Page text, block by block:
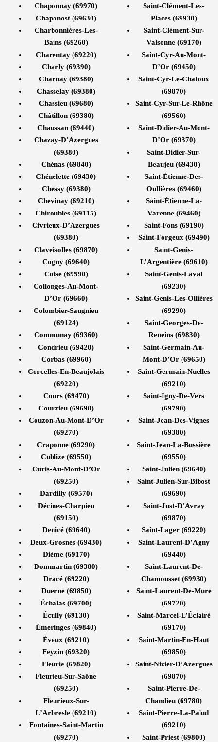
Chaponnay (69970)
Chaponost (69630)
Charbonnières-Les-
Bains (69260)
Charentay (69220)
Charly (69390)
Charnay (69380)
Chasselay (69380)
Chassieu (69680)
Châtillon (69380)
Chaussan (69440)
Chazay-D’Azergues
(69380)
Chénas (69840)
Chénelette (69430)
Chessy (69380)
Chevinay (69210)
Chiroubles (69115)
Civrieux-D’Azergues
(69380)
Claveisolles (69870)
Cogny (69640)
Coise (69590)
Collonges-Au-Mont-
D’Or (69660)
Colombier-Saugnieu
(69124)
Communay (69360)
Condrieu (69420)
Corbas (69960)
Corcelles-En-Beaujolais
(69220)
Cours (69470)
Courzieu (69690)
Couzon-Au-Mont-D’Or
(69270)
Craponne (69290)
Cublize (69550)
Curis-Au-Mont-D’Or
(69250)
Dardilly (69570)
Décines-Charpieu
(69150)
Denicé (69640)
Deux-Grosnes (69430)
Dième (69170)
Dommartin (69380)
Dracé (69220)
Duerne (69850)
Échalas (69700)
Écully (69130)
Émeringes (69840)
Éveux (69210)
Feyzin (69320)
Fleurie (69820)
Fleurieu-Sur-Saône
(69250)
Fleurieux-Sur-
L’Arbresle (69210)
Fontaines-Saint-Martin
(69270)
Saint-Clément-Les-
Places (69930)
Saint-Clément-Sur-
Valsonne (69170)
Saint-Cyr-Au-Mont-
D’Or (69450)
Saint-Cyr-Le-Chatoux
(69870)
Saint-Cyr-Sur-Le-Rhône
(69560)
Saint-Didier-Au-Mont-
D’Or (69370)
Saint-Didier-Sur-
Beaujeu (69430)
Saint-Étienne-Des-
Oullières (69460)
Saint-Étienne-La-
Varenne (69460)
Saint-Fons (69190)
Saint-Forgeux (69490)
Saint-Genis-
L’Argentière (69610)
Saint-Genis-Laval
(69230)
Saint-Genis-Les-Ollières
(69290)
Saint-Georges-De-
Reneins (69830)
Saint-Germain-Au-
Mont-D’Or (69650)
Saint-Germain-Nuelles
(69210)
Saint-Igny-De-Vers
(69790)
Saint-Jean-Des-Vignes
(69380)
Saint-Jean-La-Bussière
(69550)
Saint-Julien (69640)
Saint-Julien-Sur-Bibost
(69690)
Saint-Just-D’Avray
(69870)
Saint-Lager (69220)
Saint-Laurent-D’Agny
(69440)
Saint-Laurent-De-
Chamousset (69930)
Saint-Laurent-De-Mure
(69720)
Saint-Marcel-L’Éclairé
(69170)
Saint-Martin-En-Haut
(69850)
Saint-Nizier-D’Azergues
(69870)
Saint-Pierre-De-
Chandieu (69780)
Saint-Pierre-La-Palud
(69210)
Saint-Priest (69800)